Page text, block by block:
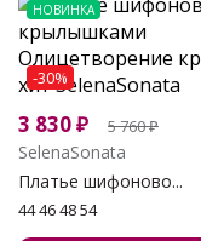
НОВИНКА
-30%
3 830₽ 5 760₽
SelenaSonata
Платье шифоново...
44 46 48 54